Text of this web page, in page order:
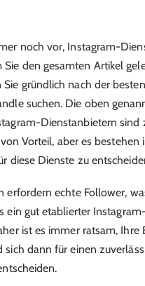
noch vor, Instagram-
Sie den gesamten Artikel
Sie gründlich nach der
suchen. Die oben
Dienstanbietern sind
Vorteil, aber es bestehen
diese Dienste zu
erfordern echte Follower,
ein gut etablierter
ist es immer ratsam, Ihre
sich dann für einen